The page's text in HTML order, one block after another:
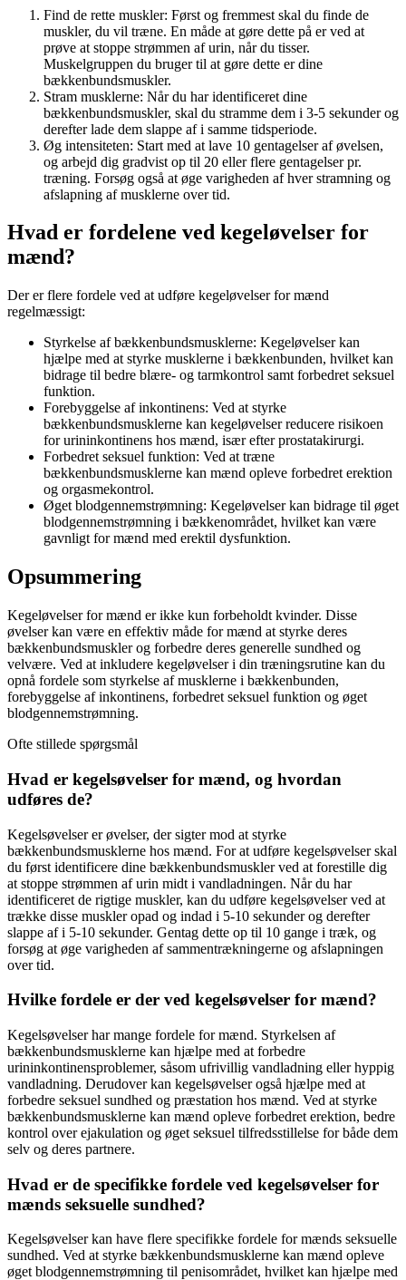
Find de rette muskler: Først og fremmest skal du finde de
muskler, du vil træne. En måde at gøre dette på er ved at
prøve at stoppe strømmen af urin, når du tisser.
Muskelgruppen du bruger til at gøre dette er dine
bækkenbundsmuskler.
Stram musklerne: Når du har identificeret dine
bækkenbundsmuskler, skal du stramme dem i 3-5 sekunder og
derefter lade dem slappe af i samme tidsperiode.
Øg intensiteten: Start med at lave 10 gentagelser af øvelsen,
og arbejd dig gradvist op til 20 eller flere gentagelser pr.
træning. Forsøg også at øge varigheden af hver stramning og
afslapning af musklerne over tid.
Hvad er fordelene ved kegeløvelser for
mænd?
Der er flere fordele ved at udføre kegeløvelser for mænd
regelmæssigt:
Styrkelse af bækkenbundsmusklerne: Kegeløvelser kan
hjælpe med at styrke musklerne i bækkenbunden, hvilket kan
bidrage til bedre blære- og tarmkontrol samt forbedret seksuel
funktion.
Forebyggelse af inkontinens: Ved at styrke
bækkenbundsmusklerne kan kegeløvelser reducere risikoen
for urininkontinens hos mænd, især efter prostatakirurgi.
Forbedret seksuel funktion: Ved at træne
bækkenbundsmusklerne kan mænd opleve forbedret erektion
og orgasmekontrol.
Øget blodgennemstrømning: Kegeløvelser kan bidrage til øget
blodgennemstrømning i bækkenområdet, hvilket kan være
gavnligt for mænd med erektil dysfunktion.
Opsummering
Kegeløvelser for mænd er ikke kun forbeholdt kvinder. Disse
øvelser kan være en effektiv måde for mænd at styrke deres
bækkenbundsmuskler og forbedre deres generelle sundhed og
velvære. Ved at inkludere kegeløvelser i din træningsrutine kan du
opnå fordele som styrkelse af musklerne i bækkenbunden,
forebyggelse af inkontinens, forbedret seksuel funktion og øget
blodgennemstrømning.
Ofte stillede spørgsmål
Hvad er kegelsøvelser for mænd, og hvordan
udføres de?
Kegelsøvelser er øvelser, der sigter mod at styrke
bækkenbundsmusklerne hos mænd. For at udføre kegelsøvelser skal
du først identificere dine bækkenbundsmuskler ved at forestille dig
at stoppe strømmen af ​​urin midt i vandladningen. Når du har
identificeret de rigtige muskler, kan du udføre kegelsøvelser ved at
trække disse muskler opad og indad i 5-10 sekunder og derefter
slappe af i 5-10 sekunder. Gentag dette op til 10 gange i træk, og
forsøg at øge varigheden af ​​sammentrækningerne og afslapningen
over tid.
Hvilke fordele er der ved kegelsøvelser for mænd?
Kegelsøvelser har mange fordele for mænd. Styrkelsen af
bækkenbundsmusklerne kan hjælpe med at forbedre
urininkontinensproblemer, såsom ufrivillig vandladning eller hyppig
vandladning. Derudover kan kegelsøvelser også hjælpe med at
forbedre seksuel sundhed og præstation hos mænd. Ved at styrke
bækkenbundsmusklerne kan mænd opleve forbedret erektion, bedre
kontrol over ejakulation og øget seksuel tilfredsstillelse for både dem
selv og deres partnere.
Hvad er de specifikke fordele ved kegelsøvelser for
mænds seksuelle sundhed?
Kegelsøvelser kan have flere specifikke fordele for mænds seksuelle
sundhed. Ved at styrke bækkenbundsmusklerne kan mænd opleve
øget blodgennemstrømning til penisområdet, hvilket kan hjælpe med